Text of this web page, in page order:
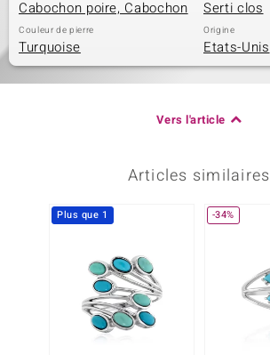
Cabochon poire, Cabochon Serti clos
Couleur de pierre
Turquoise
Origine
Etats-Unis
Vers l'article
Articles similaires
Plus que 1 -34%